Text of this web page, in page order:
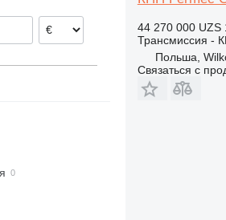
44 270 000 UZS
Трансмиссия -
Польша,
Связаться с